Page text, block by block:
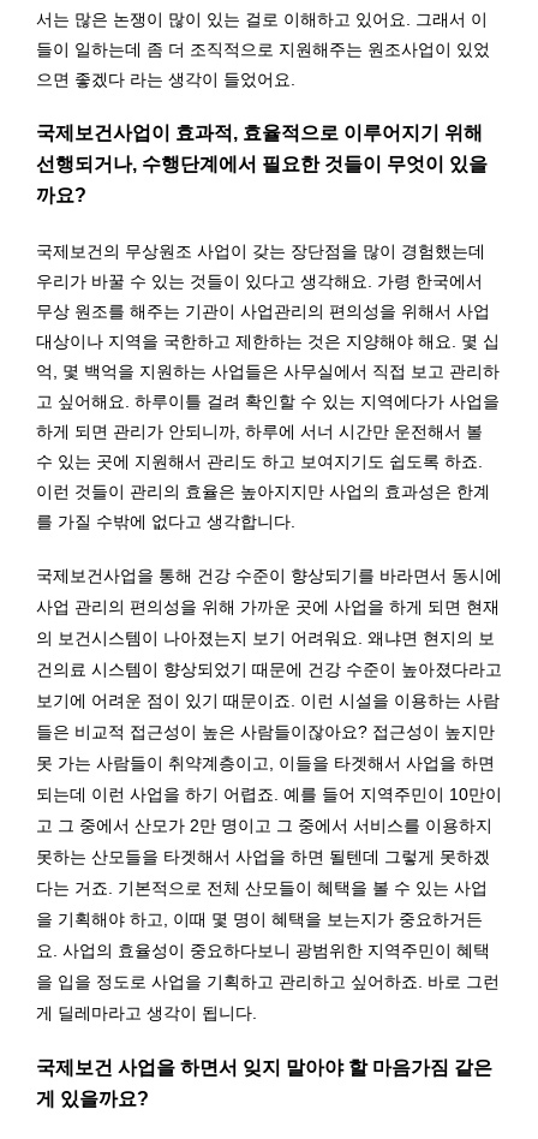
서는 많은 논쟁이 많이 있는 걸로 이해하고 있어요. 그래서 이
들이 일하는데 좀 더 조직적으로 지원해주는 원조사업이 있었
으면 좋겠다 라는 생각이 들었어요.
국제보건사업이 효과적, 효율적으로 이루어지기 위해
선행되거나, 수행단계에서 필요한 것들이 무엇이 있을
까요?
국제보건의 무상원조 사업이 갖는 장단점을 많이 경험했는데
우리가 바꿀 수 있는 것들이 있다고 생각해요. 가령 한국에서
무상 원조를 해주는 기관이 사업관리의 편의성을 위해서 사업
대상이나 지역을 국한하고 제한하는 것은 지양해야 해요. 몇 십
억, 몇 백억을 지원하는 사업들은 사무실에서 직접 보고 관리하
고 싶어해요. 하루이틀 걸려 확인할 수 있는 지역에다가 사업을
하게 되면 관리가 안되니까, 하루에 서너 시간만 운전해서 볼
수 있는 곳에 지원해서 관리도 하고 보여지기도 쉽도록 하죠.
이런 것들이 관리의 효율은 높아지지만 사업의 효과성은 한계
를 가질 수밖에 없다고 생각합니다.
국제보건사업을 통해 건강 수준이 향상되기를 바라면서 동시에
사업 관리의 편의성을 위해 가까운 곳에 사업을 하게 되면 현재
의 보건시스템이 나아졌는지 보기 어려워요. 왜냐면 현지의 보
건의료 시스템이 향상되었기 때문에 건강 수준이 높아졌다라고
보기에 어려운 점이 있기 때문이죠. 이런 시설을 이용하는 사람
들은 비교적 접근성이 높은 사람들이잖아요? 접근성이 높지만
못 가는 사람들이 취약계층이고, 이들을 타겟해서 사업을 하면
되는데 이런 사업을 하기 어렵죠. 예를 들어 지역주민이 10만이
고 그 중에서 산모가 2만 명이고 그 중에서 서비스를 이용하지
못하는 산모들을 타겟해서 사업을 하면 될텐데 그렇게 못하겠
다는 거죠. 기본적으로 전체 산모들이 혜택을 볼 수 있는 사업
을 기획해야 하고, 이때 몇 명이 혜택을 보는지가 중요하거든
요. 사업의 효율성이 중요하다보니 광범위한 지역주민이 혜택
을 입을 정도로 사업을 기획하고 관리하고 싶어하죠. 바로 그런
게 딜레마라고 생각이 됩니다.
국제보건 사업을 하면서 잊지 말아야 할 마음가짐 같은
게 있을까요?